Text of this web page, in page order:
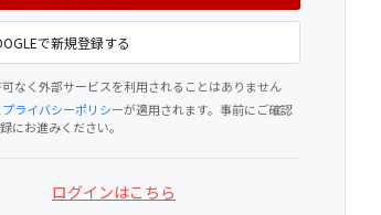
で新規登録する
なく外部サービスを利用されることはありません
プライバシーポリシーが適用されます。事前にご確認
にお進みください。
ログインはこちら